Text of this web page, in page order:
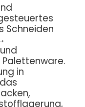
Schneiden
in